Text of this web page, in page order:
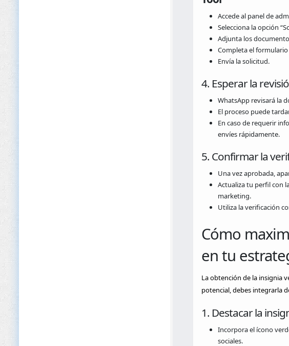
Accede al panel de
Selecciona la opción
Adjunta los
Completa el
Envía la solicitud.
4. Esperar la
WhatsApp revisará la
El proceso puede
En caso de requerir
envíes rápidamente.
5. Confirmar la
Una vez aprobada,
Actualiza tu perfil con
marketing.
Utiliza la verificación
Cómo
en tu
La obtención de la insignia
potencial, debes integrarla
1. Destacar la
Incorpora el ícono
sociales.